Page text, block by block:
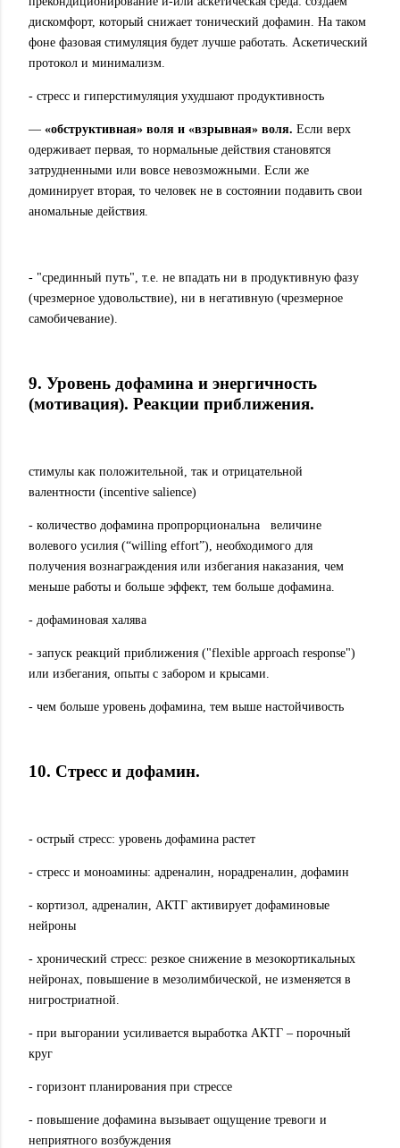
дискомфорт, который снижает тонический дофамин. На таком
фоне фазовая стимуляция будет лучше работать. Аскетический
протокол и минимализм.
- стресс и гиперстимуляция ухудшают продуктивность
— «обструктивная» воля и «взрывная» воля. Если верх
одерживает первая, то нормальные действия становятся
затрудненными или вовсе невозможными. Если же
доминирует вторая, то человек не в состоянии подавить свои
аномальные действия.
- "срединный путь", т.е. не впадать ни в продуктивную фазу
(чрезмерное удовольствие), ни в негативную (чрезмерное
самобичевание).
9. Уровень дофамина и энергичность
(мотивация). Реакции приближения.
стимулы как положительной, так и отрицательной
валентности (incentive salience)
- количество дофамина пропрорциональна
величине
волевого усилия (“willing effort”), необходимого для
получения вознаграждения или избегания наказания, чем
меньше работы и больше эффект, тем больше дофамина.
- дофаминовая халява
- запуск реакций приближения ("flexible approach response")
или избегания, опыты с забором и крысами.
- чем больше уровень дофамина, тем выше настойчивость
10. Стресс и дофамин.
- острый стресс: уровень дофамина растет
- стресс и моноамины: адреналин, норадреналин, дофамин
- кортизол, адреналин, АКТГ активирует дофаминовые
нейроны
- хронический стресс: резкое снижение в мезокортикальных
нейронах, повышение в мезолимбической, не изменяется в
нигростриатной.
- при выгорании усиливается выработка АКТГ – порочный
круг
- горизонт планирования при стрессе
- повышение дофамина вызывает ощущение тревоги и
неприятного возбуждения